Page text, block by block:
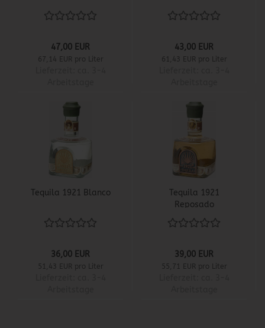
47,00 EUR
67,14 EUR pro Liter
43,00 EUR
61,43 EUR pro Liter
Tequila 1921 Blanco
36,00 EUR
51,43 EUR pro Liter
Tequila 1921
Reposado
39,00 EUR
55,71 EUR pro Liter